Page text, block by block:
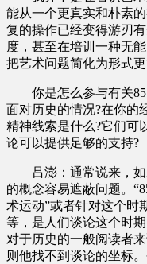
能从一个更真实和朴素
复的操作已经变得游刃
度，甚至在培训一种无
把艺术问题简化为形式
你是怎么参与有关85’
面对历史的情况?在你的
精神线索是什么?它们可
论可以提供足够的支持?
吕澎：通常说来，如
的概念容易遮蔽问题。
术运动”或者针对这个时
等，是人们谈论这个时
对于历史的一般阅读者
则他找不到谈论的坐标